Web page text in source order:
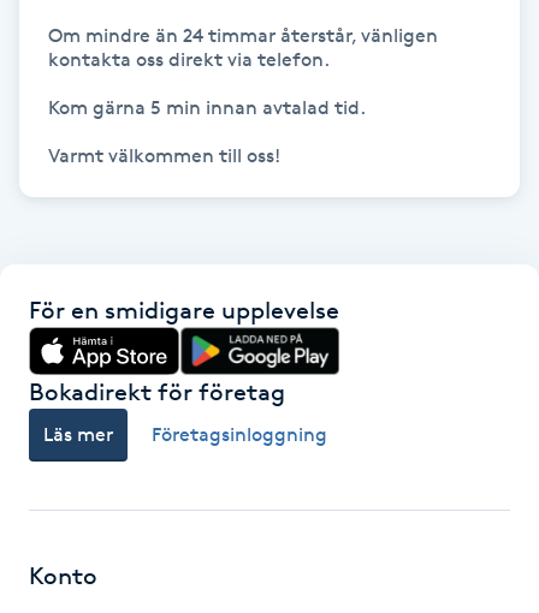
Nagelvård
Naprapati
Navelpiercing
Om mindre än 24 timmar återstår, vänligen
kontakta oss direkt via telefon.
Kom gärna 5 min innan avtalad tid.
Varmt välkommen till oss!
För en smidigare upplevelse
Bokadirekt för företag
Läs mer Företagsinloggning
Konto